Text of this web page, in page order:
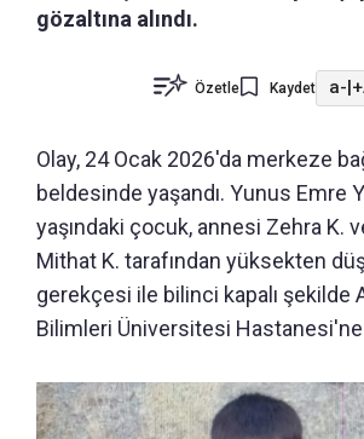
gözaltına alındı.
Özetle Kaydet a-|
Olay, 24 Ocak 2026'da merkeze
beldesinde yaşandı. Yunus Emre
yaşındaki çocuk, annesi Zehra K.
Mithat K. tarafından yüksekten
gerekçesi ile bilinci kapalı şekilde
Bilimleri Üniversitesi